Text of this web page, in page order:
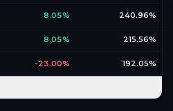
8.05% 240.96%
8.05% 215.56%
-23.00% 192.05%